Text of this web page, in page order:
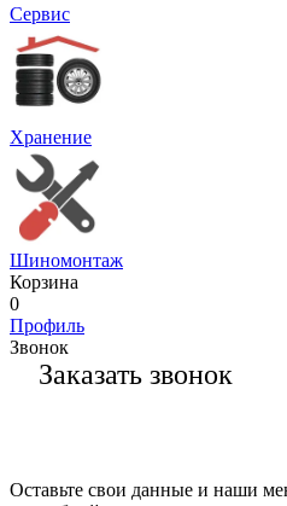
Сервис
Хранение
Шиномонтаж
Корзина
0
Профиль
Звонок
Заказать звонок
Оставьте свои данные и наши